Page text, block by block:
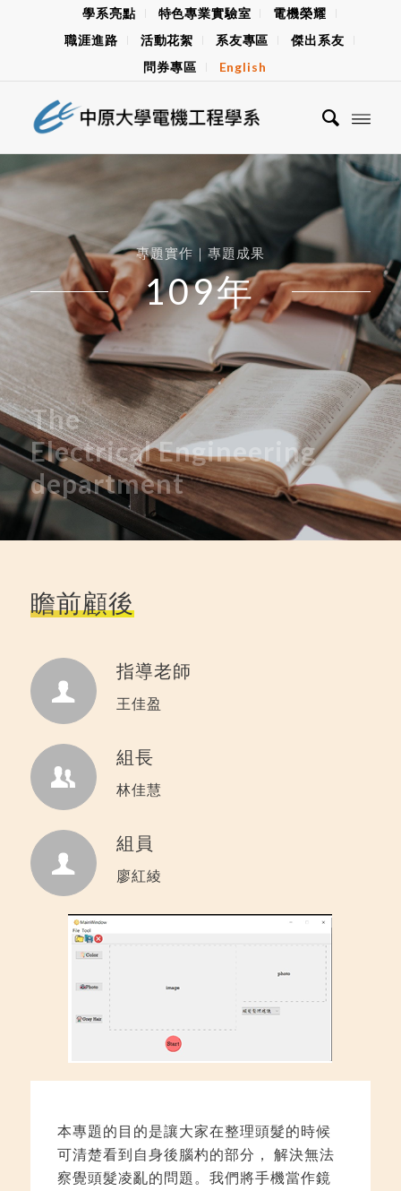
學系亮點 特色專業實驗室
電機榮耀
職涯進路
活動花絮 系友專區
傑出系友
問券專區
English
專題實作｜專題成果
109年
The
ElectricalEngineering
department
瞻前顧後
指導老師
王佳盈
組長
林佳慧
組員
廖紅綾
本專題的目的是讓大家在整理頭髮的時候
可清楚看到自身後腦杓的部分， 解決無法
察覺頭髮凌亂的問題。我們將手機當作鏡